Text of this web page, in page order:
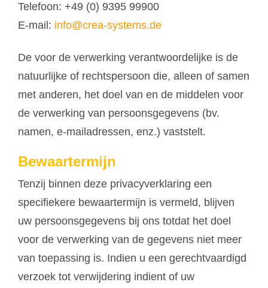
Telefoon: +49 (0) 9395 99900
E-mail: info@crea-systems.de
De voor de verwerking verantwoordelijke is de
natuurlijke of rechtspersoon die, alleen of samen
met anderen, het doel van en de middelen voor
de verwerking van persoonsgegevens (bv.
namen, e-mailadressen, enz.) vaststelt.
Bewaartermijn
Tenzij binnen deze privacyverklaring een
specifiekere bewaartermijn is vermeld, blijven
uw persoonsgegevens bij ons totdat het doel
voor de verwerking van de gegevens niet meer
van toepassing is. Indien u een gerechtvaardigd
verzoek tot verwijdering indient of uw